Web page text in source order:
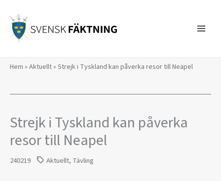
innehåll
Hem » Aktuellt» Strejk i Tyskland kan påverka resor till Neapel
Strejk i Tyskland kan påverka
resor till Neapel
240219 Aktuellt, Tävling